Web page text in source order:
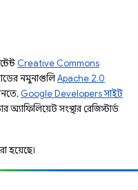
Creative Commons
নমুনাগুলিApache 2.0
Google Developers সাইট
সংস্থার রেজিস্টার্ড
হয়েছে।